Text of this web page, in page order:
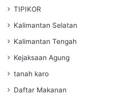
TIPIKOR
Kalimantan Selatan
Kalimantan Tengah
Kejaksaan Agung
tanah karo
Daftar Makanan